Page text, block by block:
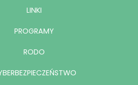
LINKI
PROGRAMY
RODO